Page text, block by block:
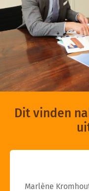
Dit vinden
Marlène